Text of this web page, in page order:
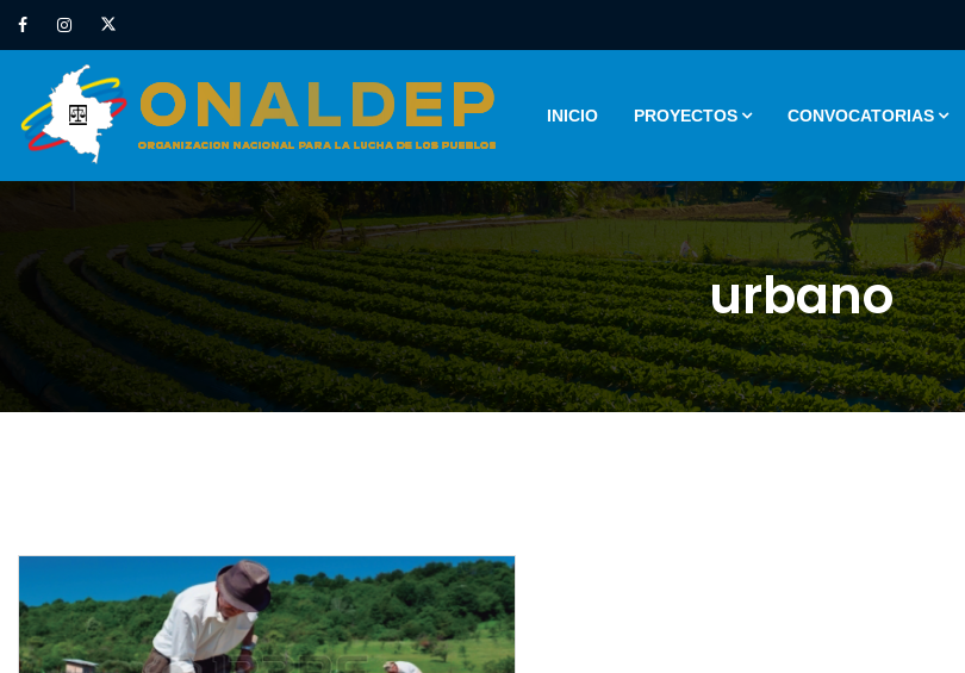
INICIO PROYECTOS CONVOCATORIAS
urbano